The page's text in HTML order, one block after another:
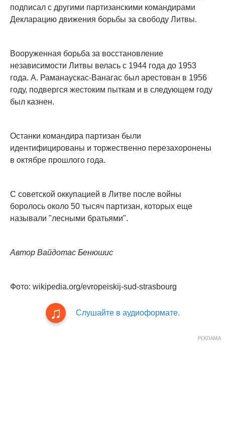
подписал с другими партизанскими командирами
Декларацию движения борьбы за свободу Литвы.
Вооруженная борьба за восстановление
независимости Литвы велась с 1944 года до 1953
года. А. Раманаускас-Ванагас был арестован в 1956
году, подвергся жестоким пыткам и в следующем году
был казнен.
Останки командира партизан были
идентифицированы и торжественно перезахоронены
в октябре прошлого года.
С советской оккупацией в Литве после войны
боролось около 50 тысяч партизан, которых еще
называли "лесными братьями".
Автор Вайдотас Бенюшис
Фото: wikipedia.org/evropeiskij-sud-strasbourg
Слушайте в аудиоформате.